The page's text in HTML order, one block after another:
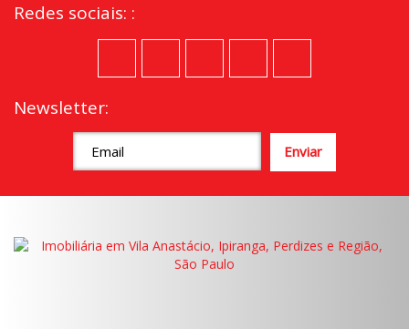
Redes sociais: :
Newsletter: